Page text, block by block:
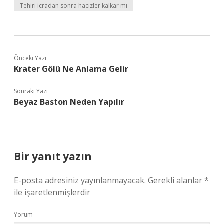
Tehiri icradan sonra hacizler kalkar mı
Önceki Yazı
Krater Gölü Ne Anlama Gelir
Sonraki Yazı
Beyaz Baston Neden Yapılır
Bir yanıt yazın
E-posta adresiniz yayınlanmayacak. Gerekli alanlar*
ile işaretlenmişlerdir
Yorum